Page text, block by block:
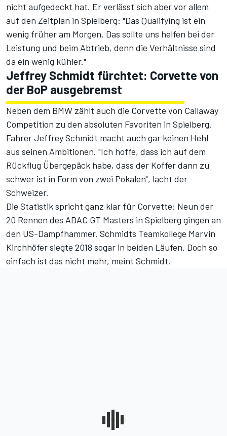
nicht aufgedeckt hat. Er verlässt sich aber vor allem
auf den Zeitplan in Spielberg: "Das Qualifying ist ein
wenig früher am Morgen. Das sollte uns helfen bei der
Leistung und beim Abtrieb, denn die Verhältnisse sind
da ein wenig kühler."
Jeffrey Schmidt fürchtet: Corvette von
der BoP ausgebremst
Neben dem BMW zählt auch die Corvette von Callaway
Competition zu den absoluten Favoriten in Spielberg.
Fahrer Jeffrey Schmidt macht auch gar keinen Hehl
aus seinen Ambitionen. "Ich hoffe, dass ich auf dem
Rückflug Übergepäck habe, dass der Koffer dann zu
schwer ist in Form von zwei Pokalen", lacht der
Schweizer.
Die Statistik spricht ganz klar für Corvette: Neun der
20 Rennen des ADAC GT Masters in Spielberg gingen an
den US-Dampfhammer. Schmidts Teamkollege Marvin
Kirchhöfer siegte 2018 sogar in beiden Läufen. Doch so
einfach ist das nicht mehr, meint Schmidt.